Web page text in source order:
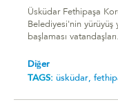
Üsküdar Fethipaşa
Belediyesi'nin yürüyüş
başlaması
Diğer
TAGS: üsküdar,